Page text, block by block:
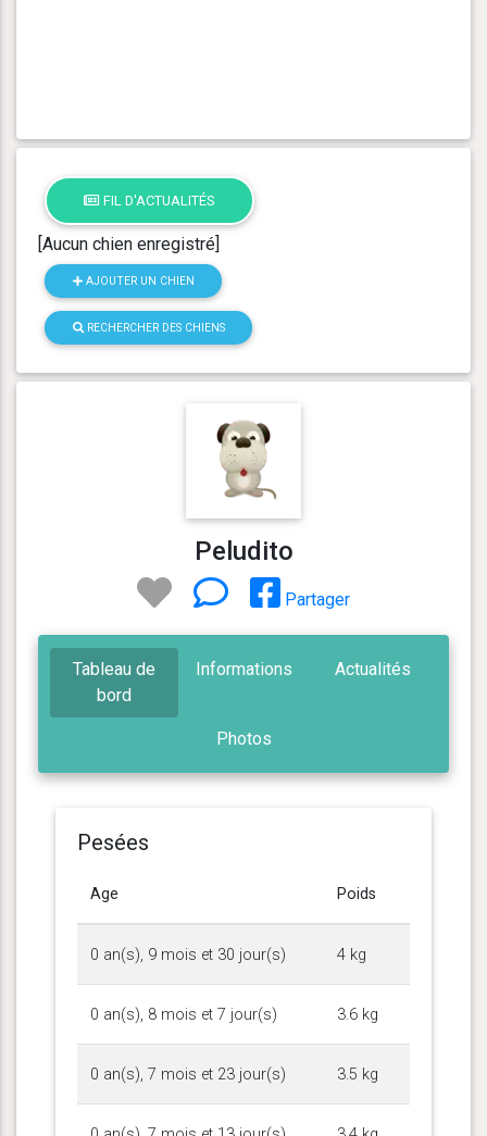
FIL D'ACTUALITÉS
[Aucun chien enregistré]
AJOUTER UN CHIEN
RECHERCHER DES CHIENS
Peludito
Partager
Tableau de
bord
Informations Actualités
Photos
Pesées
Age Poids
0 an(s), 9 mois et 30 jour(s) 4 kg
0 an(s), 8 mois et 7 jour(s) 3.6 kg
0 an(s), 7 mois et 23 jour(s) 3.5 kg